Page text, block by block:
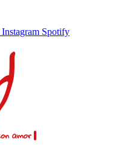
Instagram Spotify